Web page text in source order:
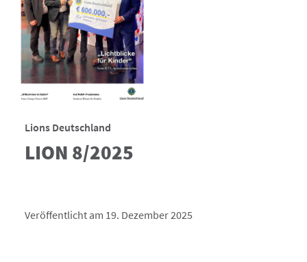
Lions Deutschland
LION 8/2025
Veröffentlicht am 19. Dezember 2025